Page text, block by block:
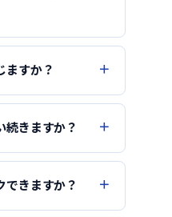
ますか？
続きますか？
できますか？